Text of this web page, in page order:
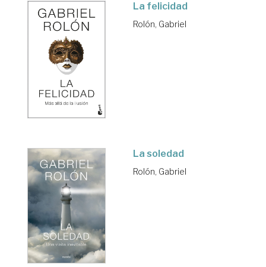
La felicidad
Rolón, Gabriel
La soledad
Rolón, Gabriel